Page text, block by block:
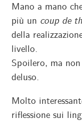
Mano a mano
più un coup de
della
livello.
Spoilero, ma
deluso.
Molto
riflessione sui